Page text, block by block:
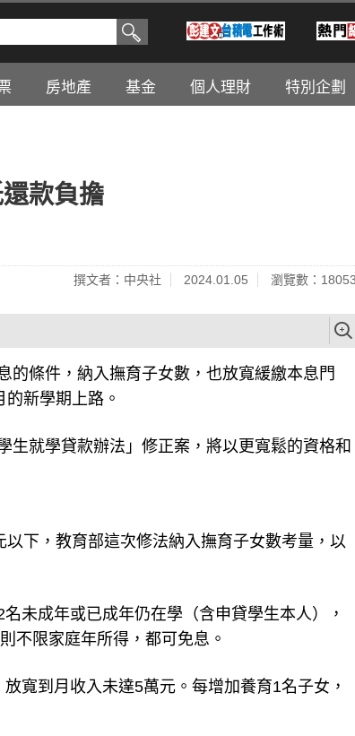
房地產 基金 個人理財 特別企劃
款負擔
撰文者：中央社 2024.01.05 瀏覽數：18053
的條件，納入撫育子女數，也放寬緩繳本息門
新學期上路。
就學貸款辦法」修正案，將以更寬鬆的資格和
下，教育部這次修法納入撫育子女數考量，以
未成年或已成年仍在學（含申貸學生本人），
不限家庭年所得，都可免息。
寬到月收入未達5萬元。每增加養育1名子女，